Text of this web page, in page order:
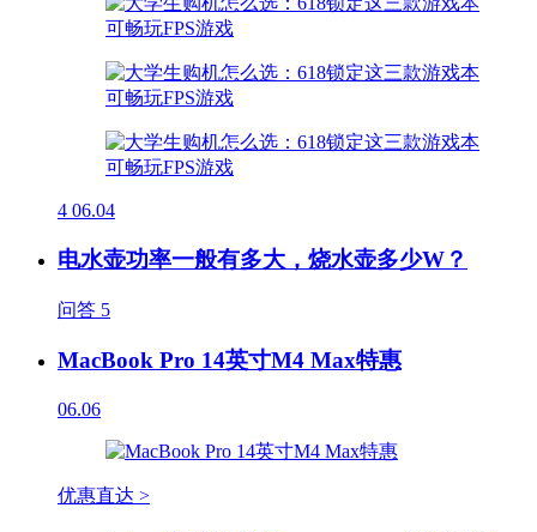
4 06.04
电水壶功率一般有多大，烧水壶多少W？
问答 5
MacBook Pro 14英寸M4 Max特惠
06.06
优惠直达 >